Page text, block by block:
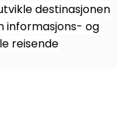
destinasjonen
informasjons- og
reisende